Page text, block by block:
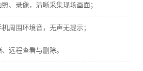
、录像，清晰采集现场画面；
周围环境音，无声无提示；
远程查看与删除。